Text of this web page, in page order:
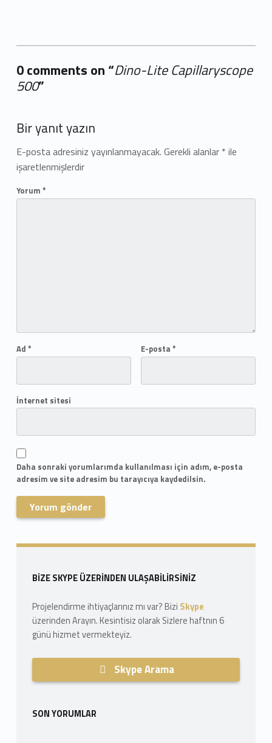
0 comments on “Dino-Lite Capillaryscope
500”
Bir yanıt yazın
E-posta adresiniz yayınlanmayacak. Gerekli alanlar * ile
işaretlenmişlerdir
Yorum *
Ad * E-posta*
İnternet sitesi
Daha sonraki yorumlarımda kullanılması için adım, e-posta
adresim ve site adresim bu tarayıcıya kaydedilsin.
Sidebar
BIZE SKYPE ÜZERINDEN ULAŞABILIRSINIZ
Projelendirme ihtiyaçlarınız mı var? Bizi Skype
üzerinden Arayın. Kesintisiz olarak Sizlere haftnın 6
günü hizmet vermekteyiz.
Skype Arama
SON YORUMLAR